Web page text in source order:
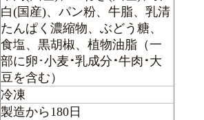
白(国産)、パン粉、牛脂、乳清
たんぱく濃縮物、ぶどう糖、
食塩、黒胡椒、植物油脂（一
部に卵･小麦･乳成分 ･牛肉 ･大
豆を含む）
冷凍
製造から180日